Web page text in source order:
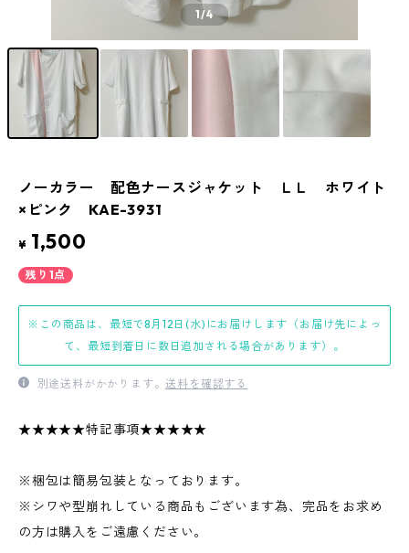
1/4
ノーカラー 配色ナースジャケット ＬＬ ホワイト
×ピンク KAE-3931
¥ 1,500
残り1点
※この商品は、最短で8月12日(水)にお届けします（お届け先によっ
て、最短到着日に数日追加される場合があります）。
別途送料がかかります。送料を確認する
★★★★★特記事項★★★★★
※梱包は簡易包装となっております。
※シワや型崩れしている商品もございます為、完品をお求め
の方は購入をご遠慮ください。